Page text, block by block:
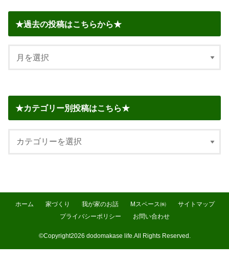
★過去の投稿はこちらから★
★カテゴリー別投稿はこちら★
ホーム 家づくり 我が家のお話 Mスペース㈱
サイトマップ
プライバシーポリシー
お問い合わせ
©Copyright2026 dodomakase life .All Rights Reserved.